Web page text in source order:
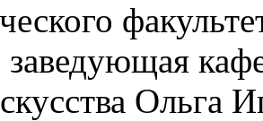
заведующая
Ольга